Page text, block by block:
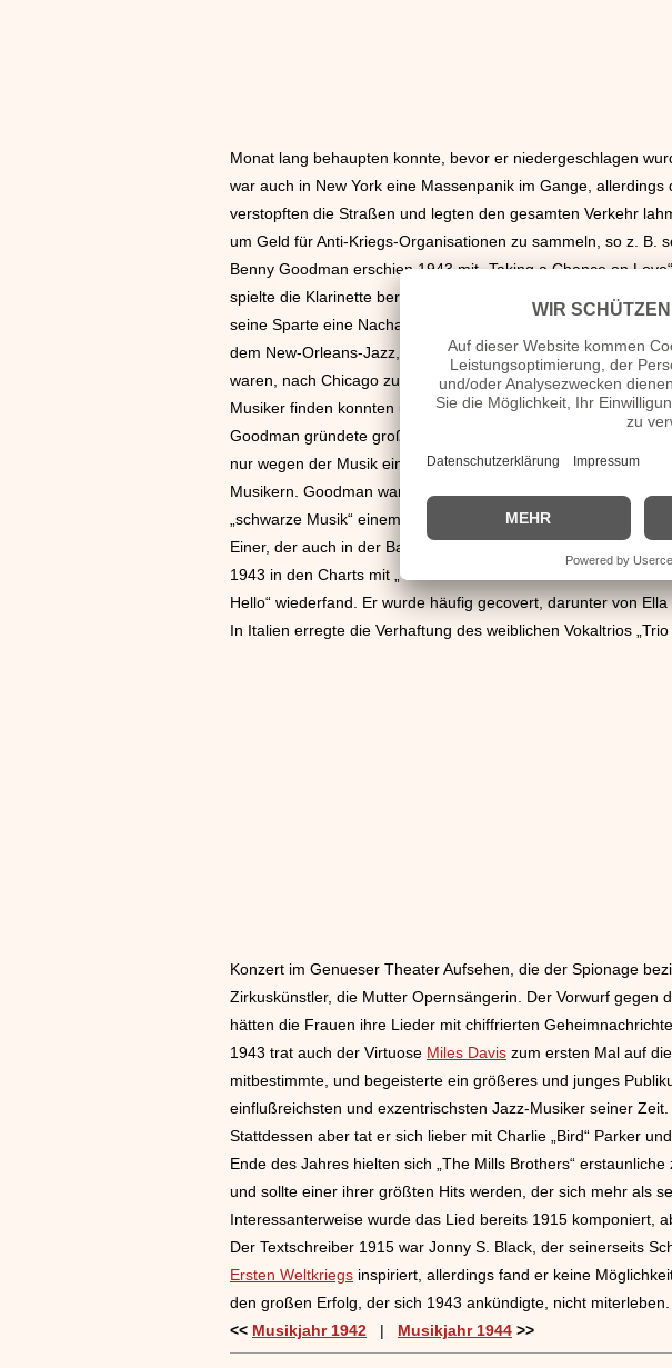
Monat lang behaupten konnte, bevor er niedergeschlagen
war auch in New York eine Massenpanik im Gange, allerdings
verstopften die Straßen und legten den gesamten Verkehr
um Geld für Anti-Kriegs-Organisationen zu sammeln, so z. B.
Benny Goodman erschien 1943 mit „Taking a Chance on
spielte die Klarinette bereits mit zehn Jahren. Er wurde,
seine Sparte eine Nachahmung schwarzer Musik war,
dem New-Orleans-Jazz, da das einschlägige
waren, nach Chicago zu gehen. Gerade für Schwarze war
Musiker finden konnten und schnell großen Einfluss auf die
Goodman gründete große Orchester und trat auch als
nur wegen der Musik einen Namen, sondern auch als kleine
Musikern. Goodman war für den Swing undJazzin etwa das,
„schwarze Musik“ einem breiten, weißen Publikum
Einer, der auch in der Band Goodmans mitspielte, war Dick
1943 in den Charts mit „You’ll Never Know“ aufkreuzte. Der
Hello“ wiederfand. Er wurde häufig gecovert, darunter von
In Italien erregte die Verhaftung des weiblichen Vokaltrios
Konzert im Genueser Theater Aufsehen, die der Spionage
Zirkuskünstler, die Mutter Opernsängerin. Der Vorwurf gegen
hätten die Frauen ihre Lieder mit chiffrierten
1943 trat auch der Virtuose Miles Davis zum ersten Mal auf
mitbestimmte, und begeisterte ein größeres und junges
einflußreichsten und exzentrischsten Jazz-Musiker seiner
Stattdessen aber tat er sich lieber mit Charlie „Bird“ Parker
Ende des Jahres hielten sich „The Mills Brothers“
und sollte einer ihrer größten Hits werden, der sich mehr als
Interessanterweise wurde das Lied bereits 1915 komponiert,
Der Textschreiber 1915 war Jonny S. Black, der seinerseits
Ersten Weltkriegs inspiriert, allerdings fand er keine
den großen Erfolg, der sich 1943 ankündigte, nicht miterleben.
<< Musikjahr 1942 | Musikjahr 1944 >>